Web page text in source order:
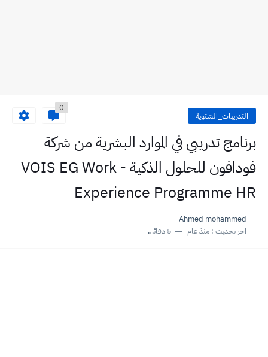
التدريبات_الشتوية
0
برنامج تدريبي في الموارد البشرية من شركة
فودافون للحلول الذكية - VOIS EG Work
Experience Programme HR
Ahmed mohammed
اخر تحديث :منذ عام 5 دقائق للقراءة